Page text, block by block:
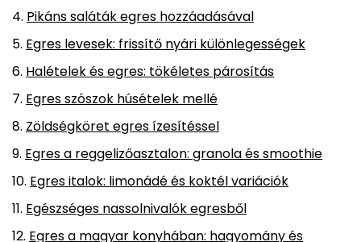
Pikáns saláták egres hozzáadásával
Egres levesek: frissítő nyári különlegességek
Halételek és egres: tökéletes párosítás
Egres szószok húsételek mellé
Zöldségköret egres ízesítéssel
Egres a reggelizőasztalon: granola és smoothie
Egres italok: limonádé és koktél variációk
Egészséges nassolnivalók egresből
Egres a magyar konyhában: hagyomány és